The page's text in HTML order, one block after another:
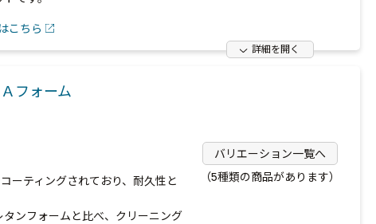
こちら
詳細を開く
フォーム
バリエーション一覧へ
（5種類の商品があります）
ーティングされており、耐久性と
ンフォームと比べ、クリーニング